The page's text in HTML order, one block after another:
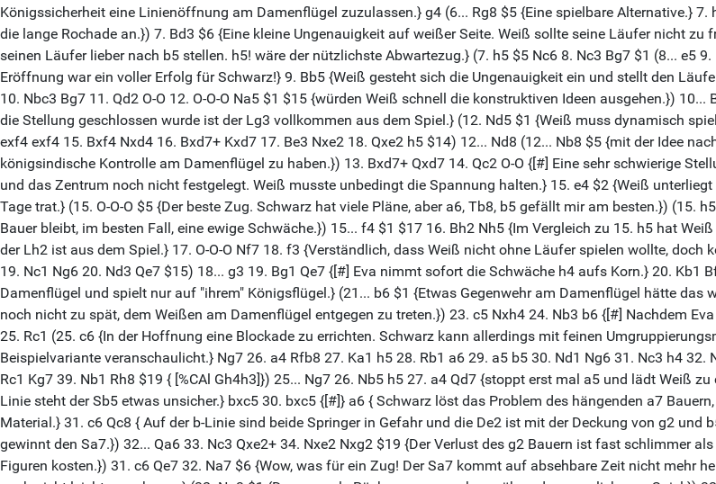
Königssicherheit eine Linienöffnung am Damenflügel zuzulassen.} g4 (6... Rg8 $5 {Eine spielbare Alternative.}
die lange Rochade an.}) 7. Bd3 $6 {Eine kleine Ungenauigkeit auf weißer Seite. Weiß sollte seine Läufer nicht
seinen Läufer lieber nach b5 stellen. h5! wäre der nützlichste Abwartezug.} (7. h5 $5 Nc6 8. Nc3 Bg7 $1 (8... e5
Eröffnung war ein voller Erfolg für Schwarz!} 9. Bb5 {Weiß gesteht sich die Ungenauigkeit ein und stellt den
10. Nbc3 Bg7 11. Qd2 O-O 12. O-O-O Na5 $1 $15 {würden Weiß schnell die konstruktiven Ideen ausgehen.})
die Stellung geschlossen wurde ist der Lg3 vollkommen aus dem Spiel.} (12. Nd5 $1 {Weiß muss dynamisch
exf4 exf4 15. Bxf4 Nxd4 16. Bxd7+ Kxd7 17. Be3 Nxe2 18. Qxe2 h5 $14) 12... Nd8 (12... Nb8 $5 {mit der Idee
königsindische Kontrolle am Damenflügel zu haben.}) 13. Bxd7+ Qxd7 14. Qc2 O-O {[#] Eine sehr schwierige
und das Zentrum noch nicht festgelegt. Weiß musste unbedingt die Spannung halten.} 15. e4 $2 {Weiß
Tage trat.} (15. O-O-O $5 {Der beste Zug. Schwarz hat viele Pläne, aber a6, Tb8, b5 gefällt mir am besten.}) (15.
Bauer bleibt, im besten Fall, eine ewige Schwäche.}) 15... f4 $1 $17 16. Bh2 Nh5 {Im Vergleich zu 15. h5 hat
der Lh2 ist aus dem Spiel.} 17. O-O-O Nf7 18. f3 {Verständlich, dass Weiß nicht ohne Läufer spielen wollte, doch
19. Nc1 Ng6 20. Nd3 Qe7 $15) 18... g3 19. Bg1 Qe7 {[#] Eva nimmt sofort die Schwäche h4 aufs Korn.} 20. Kb1
Damenflügel und spielt nur auf "ihrem" Königsflügel.} (21... b6 $1 {Etwas Gegenwehr am Damenflügel hätte
noch nicht zu spät, dem Weißen am Damenflügel entgegen zu treten.}) 23. c5 Nxh4 24. Nb3 b6 {[#] Nachdem
25. Rc1 (25. c6 {In der Hoffnung eine Blockade zu errichten. Schwarz kann allerdings mit feinen
Beispielvariante veranschaulicht.} Ng7 26. a4 Rfb8 27. Ka1 h5 28. Rb1 a6 29. a5 b5 30. Nd1 Ng6 31. Nc3 h4
Rc1 Kg7 39. Nb1 Rh8 $19 { [%CAl Gh4h3]}) 25... Ng7 26. Nb5 h5 27. a4 Qd7 {stoppt erst mal a5 und lädt Weiß
Linie steht der Sb5 etwas unsicher.} bxc5 30. bxc5 {[#]} a6 { Schwarz löst das Problem des hängenden a7
Material.} 31. c6 Qc8 { Auf der b-Linie sind beide Springer in Gefahr und die De2 ist mit der Deckung von g2 und
gewinnt den Sa7.}) 32... Qa6 33. Nc3 Qxe2+ 34. Nxe2 Nxg2 $19 {Der Verlust des g2 Bauern ist fast schlimmer
Figuren kosten.}) 31. c6 Qe7 32. Na7 $6 {Wow, was für ein Zug! Der Sa7 kommt auf absehbare Zeit nicht mehr